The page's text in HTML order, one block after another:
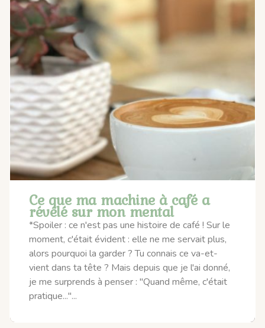
Ce que ma machine à café a
révélé sur mon mental
*Spoiler : ce n'est pas une histoire de café ! Sur le
moment, c'était évident : elle ne me servait plus,
alors pourquoi la garder ? Tu connais ce va-et-
vient dans ta tête ? Mais depuis que je l'ai donné,
je me surprends à penser : "Quand même, c'était
pratique..."...